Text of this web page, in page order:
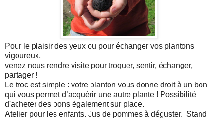
Pour le plaisir des yeux ou pour échanger vos plantons
vigoureux,
venez nous rendre visite pour troquer, sentir, échanger,
partager !
Le troc est simple : votre planton vous donne droit à un bon
qui vous permet d’acquérir une autre plante ! Possibilité
d'acheter des bons également sur place.
Atelier pour les enfants. Jus de pommes à déguster. Stand